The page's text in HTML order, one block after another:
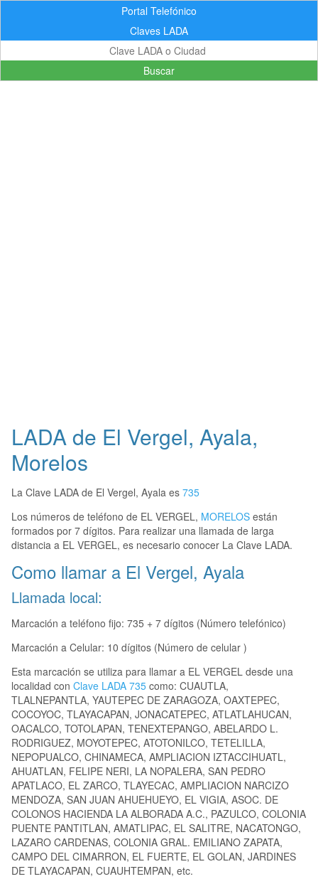
Portal Telefónico
Claves LADA
Buscar
LADA de El Vergel, Ayala,
Morelos
La Clave LADA de El Vergel, Ayala es 735
Los números de teléfono de EL VERGEL, MORELOS están
formados por 7 dígitos. Para realizar una llamada de larga
distancia a EL VERGEL, es necesario conocer La Clave LADA.
Como llamar a El Vergel, Ayala
Llamada local:
Marcación a teléfono fijo: 735 + 7 dígitos (Número telefónico)
Marcación a Celular: 10 dígitos (Número de celular )
Esta marcación se utiliza para llamar a EL VERGEL desde una
localidad con Clave LADA 735 como: CUAUTLA,
TLALNEPANTLA, YAUTEPEC DE ZARAGOZA, OAXTEPEC,
COCOYOC, TLAYACAPAN, JONACATEPEC, ATLATLAHUCAN,
OACALCO, TOTOLAPAN, TENEXTEPANGO, ABELARDO L.
RODRIGUEZ, MOYOTEPEC, ATOTONILCO, TETELILLA,
NEPOPUALCO, CHINAMECA, AMPLIACION IZTACCIHUATL,
AHUATLAN, FELIPE NERI, LA NOPALERA, SAN PEDRO
APATLACO, EL ZARCO, TLAYECAC, AMPLIACION NARCIZO
MENDOZA, SAN JUAN AHUEHUEYO, EL VIGIA, ASOC. DE
COLONOS HACIENDA LA ALBORADA A.C., PAZULCO, COLONIA
PUENTE PANTITLAN, AMATLIPAC, EL SALITRE, NACATONGO,
LAZARO CARDENAS, COLONIA GRAL. EMILIANO ZAPATA,
CAMPO DEL CIMARRON, EL FUERTE, EL GOLAN, JARDINES
DE TLAYACAPAN, CUAUHTEMPAN, etc.